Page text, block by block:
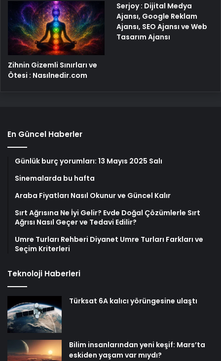
Zihnin Gizemli Sınırları ve
Ötesi : Nasılnedir.com
Serjoy : Dijital Medya
Ajansı, Google Reklam
Ajansı, SEO Ajansı ve Web
Tasarım Ajansı
En Güncel Haberler
Günlük burç yorumları: 13 Mayıs 2025 Salı
Sinemalarda bu hafta
Araba Fiyatları Nasıl Okunur ve Güncel Kalır
Sırt Ağrısına Ne İyi Gelir? Evde Doğal Çözümlerle Sırt
Ağrısı Nasıl Geçer ve Tedavi Edilir?
Umre Turları Rehberi Diyanet Umre Turları Farkları ve
Seçim Kriterleri
Teknoloji Haberleri
Türksat 6A kalıcı yörüngesine ulaştı
Bilim insanlarından yeni keşif: Mars’ta
eskiden yaşam var mıydı?